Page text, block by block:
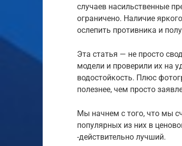
случаев насильственные
ограничено. Наличие
ослепить противника и
Эта статья — не просто
модели и проверили их на
водостойкость. Плюс
полезнее, чем просто
Мы начнем с того, что мы
популярных из них в
-действительно лучший.